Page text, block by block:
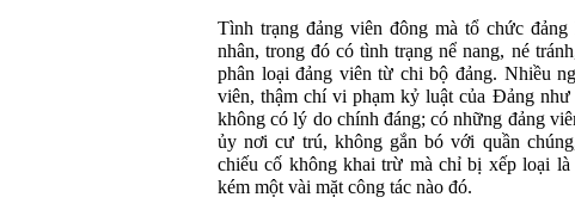
Tình trạng đảng viên đông mà tổ chức
nhân, trong đó có tình trạng nể nang, né
phân loại đảng viên từ chi bộ đảng. Nhiều
viên, thậm chí vi phạm kỷ luật của Đảng
không có lý do chính đáng; có những đảng
ủy nơi cư trú, không gắn bó với quần
chiếu cố không khai trừ mà chỉ bị xếp loại
kém một vài mặt công tác nào đó.